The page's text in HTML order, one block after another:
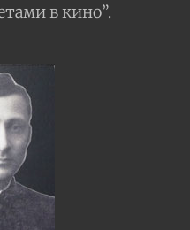
в кино”.